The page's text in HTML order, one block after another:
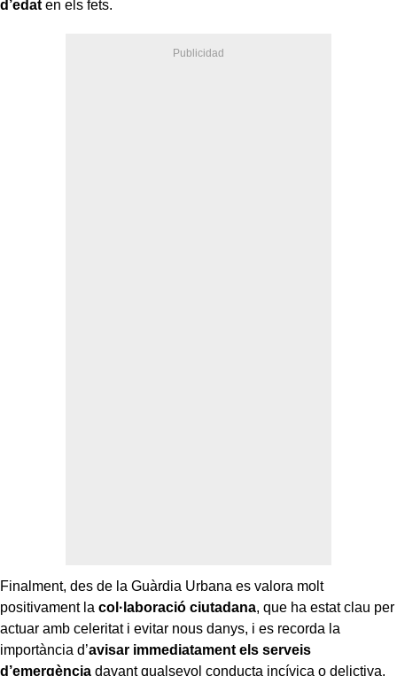
d’edat en els fets.
Finalment, des de la Guàrdia Urbana es valora molt
positivament la col·laboració ciutadana, que ha estat clau per
actuar amb celeritat i evitar nous danys, i es recorda la
importància d’avisar immediatament els serveis
d’emergència davant qualsevol conducta incívica o delictiva.